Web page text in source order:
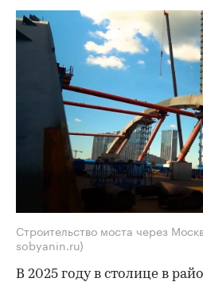
Строительство моста через
sobyanin.ru)
В 2025 году в столице в